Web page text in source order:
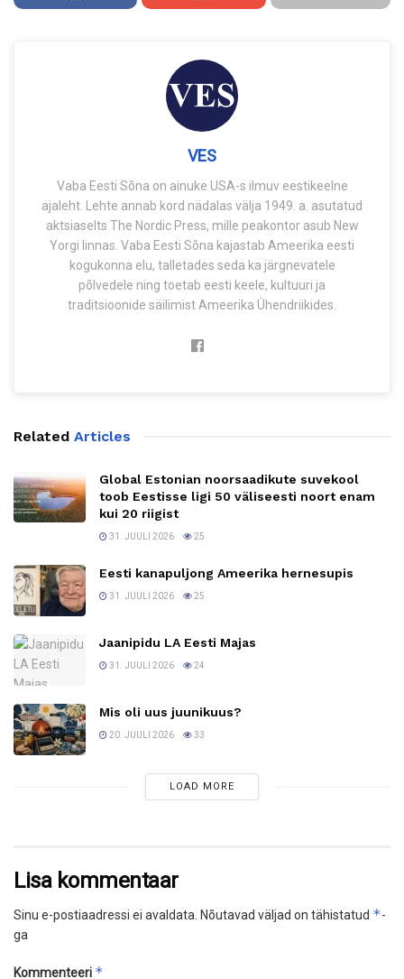
VES
Vaba Eesti Sõna on ainuke USA-s ilmuv eestikeelne
ajaleht. Lehte annab kord nädalas välja 1949. a. asutatud
aktsiaselts The Nordic Press, mille peakontor asub New
Yorgi linnas. Vaba Eesti Sõna kajastab Ameerika eesti
kogukonna elu, talletades seda ka järgnevatele
põlvedele ning toetab eesti keele, kultuuri ja
traditsioonide säilimist Ameerika Ühendriikides.
Related Articles
Global Estonian noorsaadikute suvekool
toob Eestisse ligi 50 väliseesti noort enam
kui 20 riigist
31. JUULI 2026 25
Eesti kanapuljong Ameerika hernesupis
31. JUULI 2026 25
Jaanipidu LA Eesti Majas
31. JUULI 2026 24
Mis oli uus juunikuus?
20. JUULI 2026 33
LOAD MORE
Lisa kommentaar
Sinu e-postiaadressi ei avaldata. Nõutavad väljad on tähistatud *-
ga
Kommenteeri *